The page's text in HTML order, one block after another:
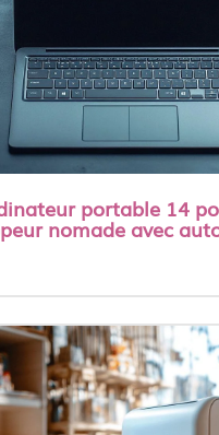
portable 14
nomade avec